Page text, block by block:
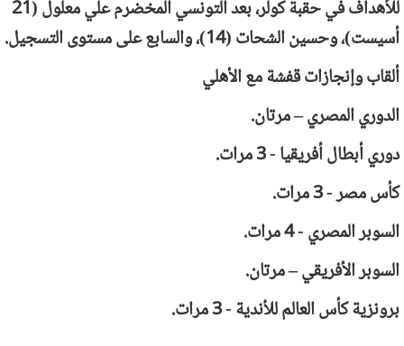
للأهداف في حقبة كولر، بعد التونسي المخضرم علي معلول (21
أسيست)، وحسين الشحات (14)، والسابع على مستوى التسجيل.
ألقاب وإنجازات قفشة مع الأهلي
الدوري المصري – مرتان.
دوري أبطال أفريقيا - 3 مرات.
كأس مصر - 3 مرات.
السوبر المصري - 4 مرات.
السوبر الأفريقي – مرتان.
برونزية كأس العالم للأندية - 3 مرات.